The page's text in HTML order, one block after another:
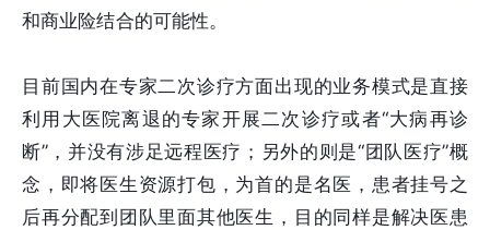
和商业险结合的可能性。
目前国内在专家二次诊疗方面出现的业务模式是直接
利用大医院离退的专家开展二次诊疗或者“大病再诊
断”，并没有涉足远程医疗；另外的则是“团队医疗”概
念，即将医生资源打包，为首的是名医，患者挂号之
后再分配到团队里面其他医生，目的同样是解决医患